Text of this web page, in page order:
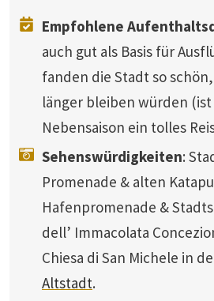
Empfohlene
auch gut als Basis für
fanden die Stadt so
länger bleiben würden
Nebensaison ein tolles
Sehenswürdigkeiten:
Promenade & alten
Hafenpromenade &
dell’ Immacolata
Chiesa di San Michele in
Altstadt.